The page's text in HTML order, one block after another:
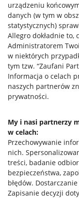
urządzeniu
danych (w tym w
statystycznych)
Allegro dokładnie to,
Administratorem
w niektórych
tym tzw. “Zaufani
Informacja o celach
naszych partnerów
prywatności.
My i nasi partnerzy
w celach:
Przechowywanie
nich.
treści, badanie
bezpieczeństwa,
błędów.
Zapisanie decyzji
Przydatne
Jak to działa
Allegro Gadane dla
Allegro Gadane dla
Mapa miejscowości
Informacje prawne